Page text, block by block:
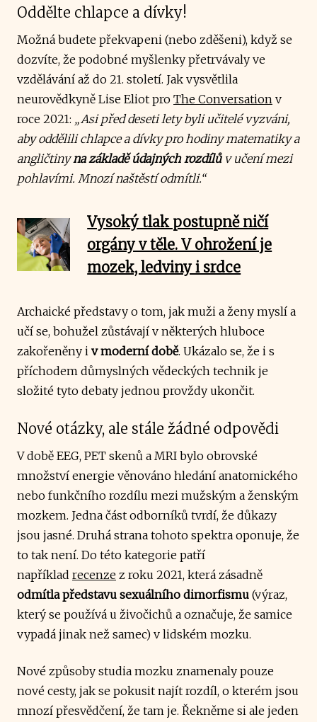
Oddělte chlapce a dívky!
Možná budete překvapeni (nebo zděšeni), když se
dozvíte, že podobné myšlenky přetrvávaly ve
vzdělávání až do 21. století. Jak vysvětlila
neurovědkyně Lise Eliot pro The Conversation v
roce 2021: „Asi před deseti lety byli učitelé vyzváni,
aby oddělili chlapce a dívky pro hodiny matematiky a
angličtinyna základě údajných rozdílů v učení mezi
pohlavími. Mnozí naštěstí odmítli.“
Vysoký tlak postupně ničí
orgány v těle. V ohrožení je
mozek, ledviny i srdce
Archaické představy o tom, jak muži a ženy myslí a
učí se, bohužel zůstávají v některých hluboce
zakořeněny i v moderní době. Ukázalo se, že i s
příchodem důmyslných vědeckých technik je
složité tyto debaty jednou provždy ukončit.
Nové otázky, ale stále žádné odpovědi
V době EEG, PET skenů a MRI bylo obrovské
množství energie věnováno hledání anatomického
nebo funkčního rozdílu mezi mužským a ženským
mozkem. Jedna část odborníků tvrdí, že důkazy
jsou jasné. Druhá strana tohoto spektra oponuje, že
to tak není. Do této kategorie patří
například recenze z roku 2021, která zásadně
odmítla představu sexuálního dimorfismu (výraz,
který se používá u živočichů a označuje, že samice
vypadá jinak než samec) v lidském mozku.
Nové způsoby studia mozku znamenaly pouze
nové cesty, jak se pokusit najít rozdíl, o kterém jsou
mnozí přesvědčení, že tam je. Řekněme si ale jeden